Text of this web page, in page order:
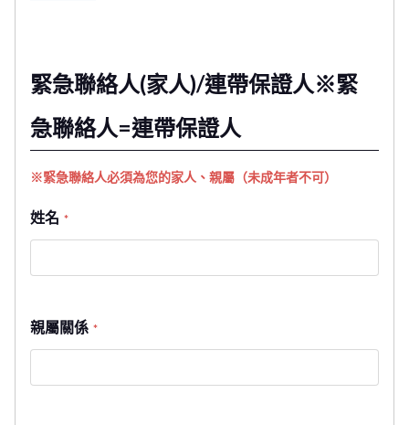
緊急聯絡人(家人)/連帶保證人※緊
急聯絡人=連帶保證人
※緊急聯絡人必須為您的家人、親屬（未成年者不可）
姓名 *
親屬關係 *